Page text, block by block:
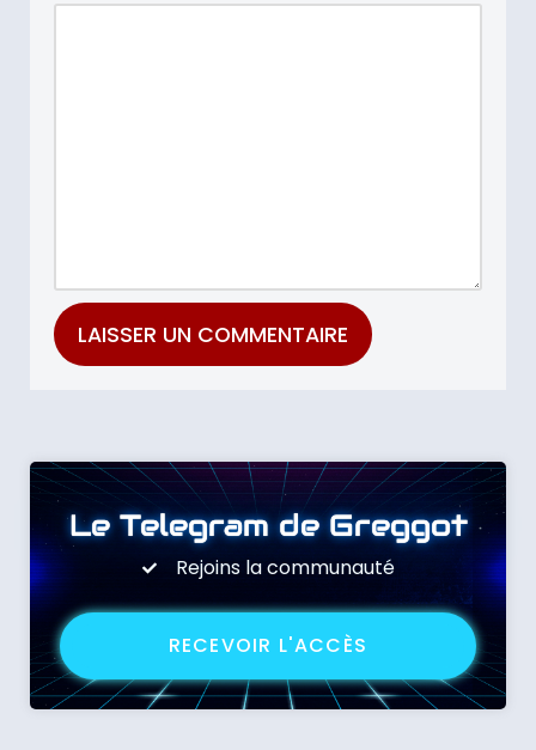
Le Telegram de Greggot
Rejoins la communauté
RECEVOIR L'ACCÈS